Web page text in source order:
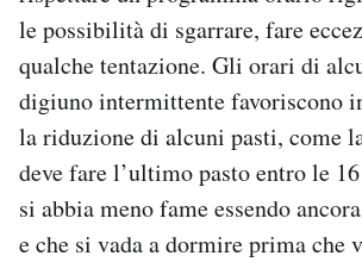
le possibilità di sgarrare, fare
qualche tentazione. Gli orari di
digiuno intermittente favoriscono
la riduzione di alcuni pasti, come
deve fare l’ultimo pasto entro le
si abbia meno fame essendo
e che si vada a dormire prima che